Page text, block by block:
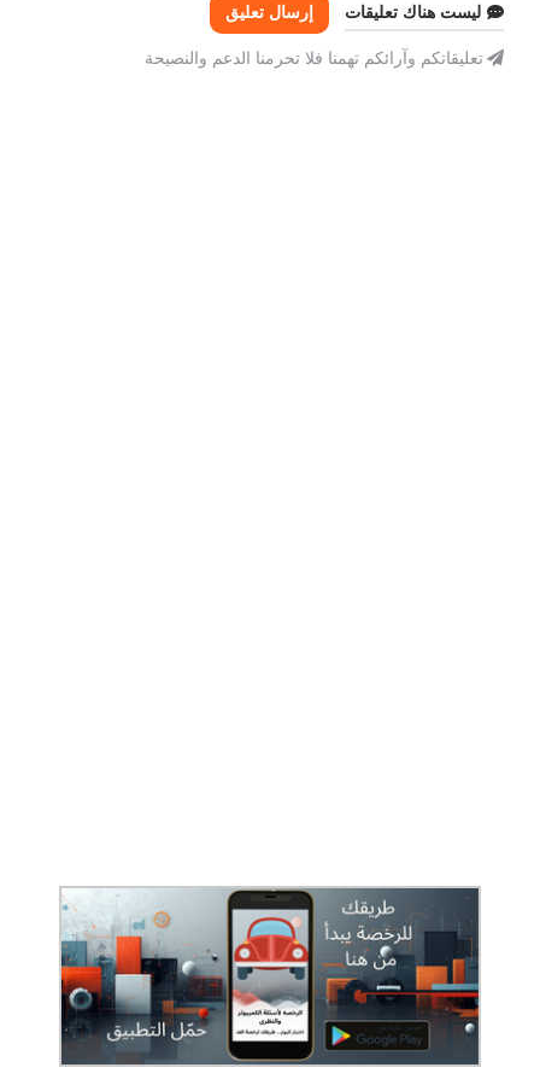
ليست هناك تعليقات إرسال تعليق
تعليقاتكم وآرائكم تهمنا فلا تحرمنا الدعم والنصيحة